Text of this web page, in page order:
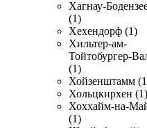
Хагнау-
(1)
Хехендорф (1)
Хильтер-ам-
Тойтобургер-
(1)
Хойзенштамм
Хольцкирхен (1)
Хоххайм-на-
(1)